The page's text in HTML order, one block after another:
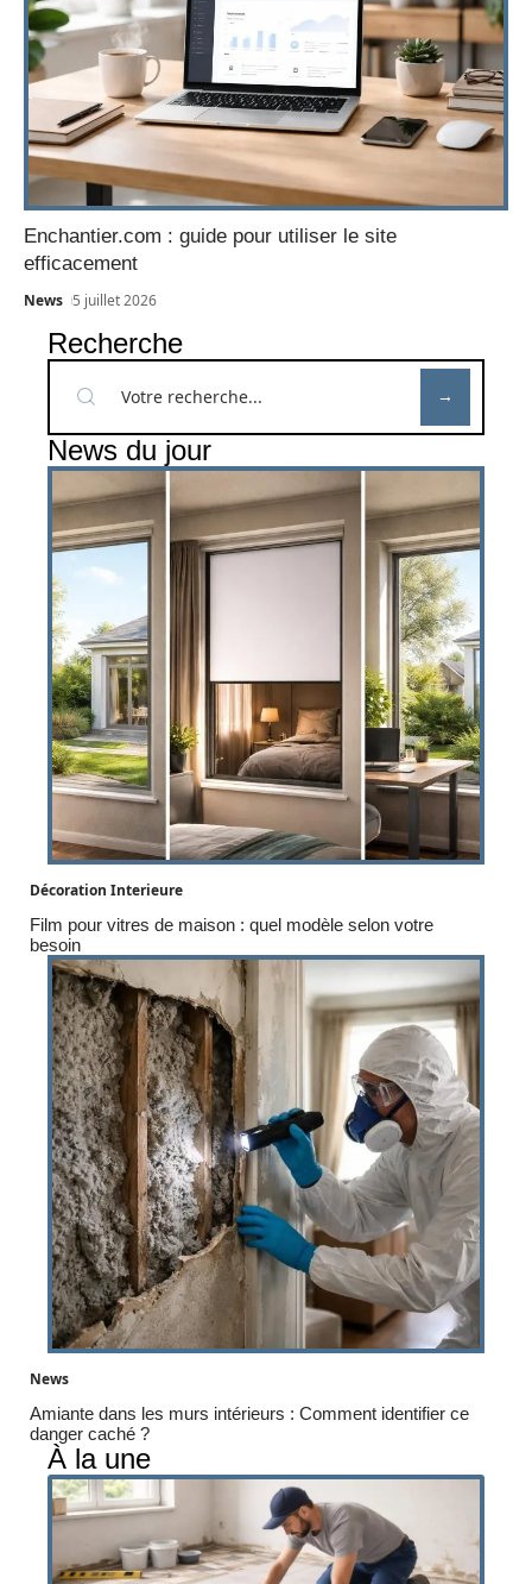
Enchantier.com : guide pour utiliser le site
efficacement
News 5 juillet 2026
Recherche
News du jour
Décoration Interieure
Film pour vitres de maison : quel modèle selon votre
besoin
News
Amiante dans les murs intérieurs : Comment identifier ce
danger caché ?
À la une